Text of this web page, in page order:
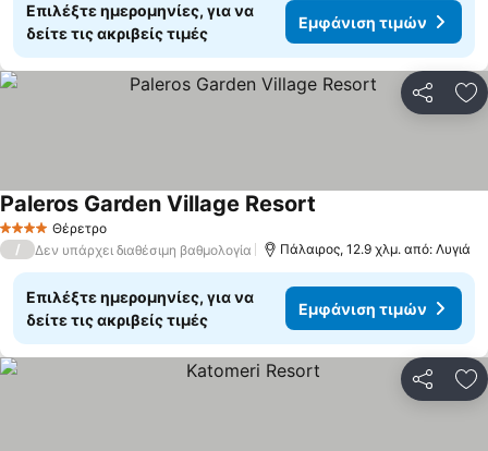
Επιλέξτε ημερομηνίες, για να
δείτε τις ακριβείς τιμές
Εμφάνιση τιμών
4 ΑστέριαΘέρετρο
Paleros Garden Village Resort
/ Δεν υπάρχει διαθέσιμη βαθμολογία Πάλαιρος, 12.9 χλμ. από: Λυγιά
Επιλέξτε ημερομηνίες, για να
δείτε τις ακριβείς τιμές
Εμφάνιση τιμών